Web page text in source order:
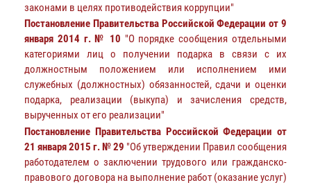
законами в целях противодействия коррупции"
Постановление Правительства Российской Федерации от 9
января 2014 г. № 10 "О порядке сообщения отдельными
категориями лиц о получении подарка в связи с их
должностным положением или исполнением ими
служебных (должностных) обязанностей, сдачи и оценки
подарка, реализации (выкупа) и зачисления средств,
вырученных от его реализации"
Постановление Правительства Российской Федерации от
21 января 2015 г. № 29 "Об утверждении Правил сообщения
работодателем о заключении трудового или гражданско-
правового договора на выполнение работ (оказание услуг)